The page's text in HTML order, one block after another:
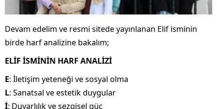
Devam edelim ve resmi sitede yayınlanan Elif isminin
birde harf analizine bakalım;
ELİF İSMİNİN HARF ANALİZİ
E: İletişim yeteneği ve sosyal olma
L: Sanatsal ve estetik duygular
İ: Duyarlılık ve sezgisel güç